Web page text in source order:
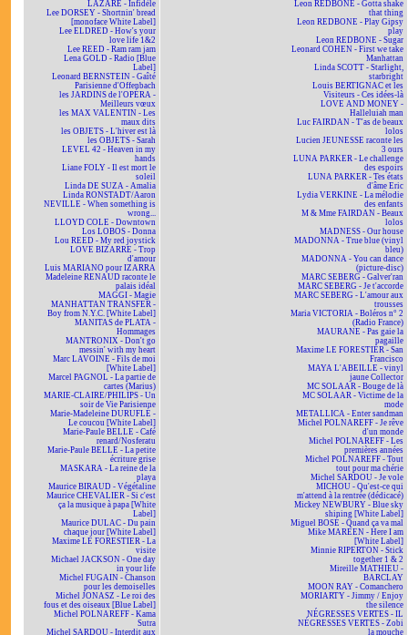
LAZARE - Infidèle
Lee DORSEY - Shortnin' bread
[monoface White Label]
Lee ELDRED - How's your
love life 1&2
Lee REED - Ram ram jam
Lena GOLD - Radio [Blue
Label]
Leonard BERNSTEIN - Gaîté
Parisienne d'Offenbach
les JARDINS de l'OPÉRA -
Meilleurs vœux
les MAX VALENTIN - Les
maux dits
les OBJETS - L'hiver est là
les OBJETS - Sarah
LEVEL 42 - Heaven in my
hands
Liane FOLY - Il est mort le
soleil
Linda DE SUZA - Amalia
Linda RONSTADT/Aaron
NEVILLE - When something is
wrong...
LLOYD COLE - Downtown
Los LOBOS - Donna
Lou REED - My red joystick
LOVE BIZARRE - Trop
d'amour
Luis MARIANO pour IZARRA
Madeleine RENAUD raconte le
palais idéal
MAGGI - Magie
MANHATTAN TRANSFER -
Boy from N.Y.C. [White Label]
MANITAS de PLATA -
Hommages
MANTRONIX - Don't go
messin' with my heart
Marc LAVOINE - Fils de moi
[White Label]
Marcel PAGNOL - La partie de
cartes (Marius)
MARIE-CLAIRE/PHILIPS - Un
soir de Vie Parisienne
Marie-Madeleine DURUFLÉ -
Le coucou [White Label]
Marie-Paule BELLE - Café
renard/Nosferatu
Marie-Paule BELLE - La petite
écriture grise
MASKARA - La reine de la
playa
Maurice BIRAUD - Végétaline
Maurice CHEVALIER - Si c'est
ça la musique à papa [White
Label]
Maurice DULAC - Du pain
chaque jour [White Label]
Maxime LE FORESTIER - La
visite
Michael JACKSON - One day
in your life
Michel FUGAIN - Chanson
pour les demoiselles
Michel JONASZ - Le roi des
fous et des oiseaux [Blue Label]
Michel POLNAREFF - Kama
Sutra
Michel SARDOU - Interdit aux
Leon REDBONE - Gotta shake
that thing
Leon REDBONE - Play Gipsy
play
Leon REDBONE - Sugar
Leonard COHEN - First we take
Manhattan
Linda SCOTT - Starlight,
starbright
Louis BERTIGNAC et les
Visiteurs - Ces idées-là
LOVE AND MONEY -
Halleluiah man
Luc FAIRDAN - T'as de beaux
lolos
Lucien JEUNESSE raconte les
3 ours
LUNA PARKER - Le challenge
des espoirs
LUNA PARKER - Tes états
d'âme Eric
Lydia VERKINE - La mélodie
des enfants
M & Mme FAIRDAN - Beaux
lolos
MADNESS - Our house
MADONNA - True blue (vinyl
bleu)
MADONNA - You can dance
(picture-disc)
MARC SEBERG - Galver'ran
MARC SEBERG - Je t'accorde
MARC SEBERG - L'amour aux
trousses
Maria VICTORIA - Boléros n° 2
(Radio France)
MAURANE - Pas gaie la
pagaille
Maxime LE FORESTIER - San
Francisco
MAYA L'ABEILLE - vinyl
jaune Collector
MC SOLAAR - Bouge de là
MC SOLAAR - Victime de la
mode
METALLICA - Enter sandman
Michel POLNAREFF - Je rêve
d'un monde
Michel POLNAREFF - Les
premières années
Michel POLNAREFF - Tout
tout pour ma chérie
Michel SARDOU - Je vole
MICHOU - Qu'est-ce qui
m'attend à la rentrée (dédicacé)
Mickey NEWBURY - Blue sky
shining [White Label]
Miguel BOSÉ - Quand ça va mal
Mike MAREEN - Here I am
[White Label]
Minnie RIPERTON - Stick
together 1 & 2
Mireille MATHIEU -
BARCLAY
MOON RAY - Comanchero
MORIARTY - Jimmy / Enjoy
the silence
NÉGRESSES VERTES - IL
NÉGRESSES VERTES - Zobi
la mouche